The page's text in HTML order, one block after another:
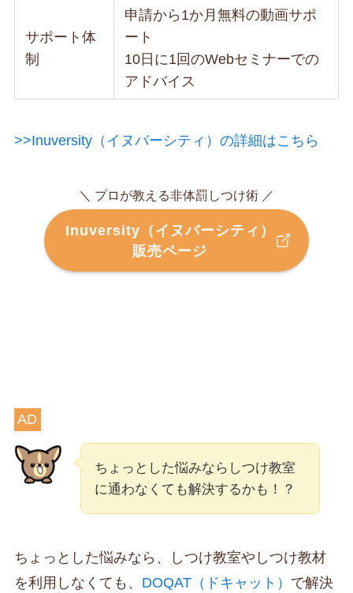
サポート体
制
申請から1か月無料の動画サポ
ート
10日に1回のWebセミナーでの
アドバイス
>>Inuversity（イヌバーシティ）の詳細はこちら
＼ プロが教える非体罰しつけ術 ／
Inuversity（イヌバーシティ）
販売ページ
AD
ちょっとした悩みならしつけ教室
に通わなくても解決するかも！？
ちょっとした悩みなら、しつけ教室やしつけ教材
を利用しなくても、 DOQAT（ドキャット） で解決